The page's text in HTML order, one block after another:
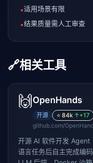
•适用场景有限
•结果质量需人工审查
🔗相关工具
🙌OpenHands
开源 ⭐ 84k ↑+17
github.com/
开源 AI 软件开发 Agent
语言任务后自主完成编